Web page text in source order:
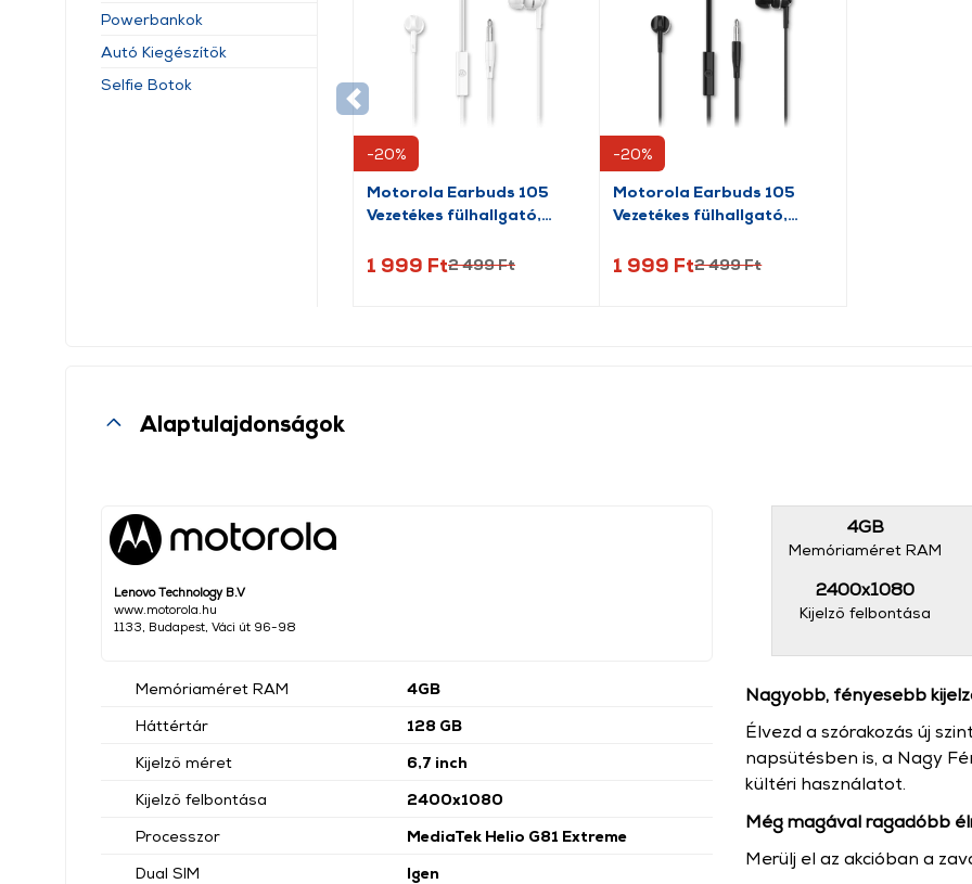
Powerbankok
Autó Kiegészítők
Selfie Botok
-20%
Motorola Earbuds 105
Vezetékes fülhallgató,
1 999 Ft2 499 Ft
-20%
Motorola Earbuds 105
Vezetékes fülhallgató,
1 999 Ft2 499 Ft
Alaptulajdonságok
Lenovo Technology B.V
www.motorola.hu
1133, Budapest, Váci út 96-98
Memóriaméret RAM
4GB
Háttértár
128 GB
Kijelző méret
6,7 inch
Kijelző felbontása
2400x1080
Processzor
MediaTek Helio G81 Extreme
Dual SIM
Igen
4GB
Memóriaméret RAM
2400x1080
Kijelző felbontása
Nagyobb, fényesebb
Élvezd a szórakozás új
napsütésben is, a Nagy
kültéri használatot.
Még magával ragadóbb
Merülj el az akcióban a